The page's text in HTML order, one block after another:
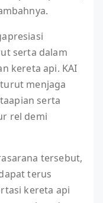
serta dalam
kereta api. KAI
menjaga
serta
rel demi
tersebut,
terus
kereta api